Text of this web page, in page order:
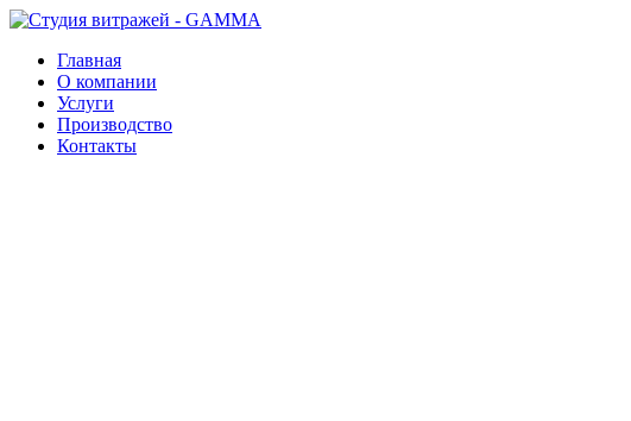
Главная
О компании
Услуги
Производство
Контакты